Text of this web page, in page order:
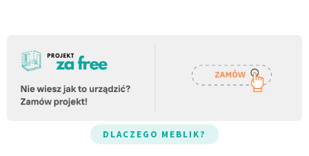
MEGA Łóżka
Elegancja spotyka funkcjonalność.
DLACZEGO MEBLIK?